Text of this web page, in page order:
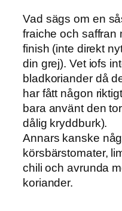
Vad sägs om en
fraiche och saffran
finish (inte direkt
din grej). Vet iofs
bladkoriander då
har fått någon
bara använt den
dålig kryddburk).
Annars kanske
körsbärstomater,
chili och avrunda
koriander.